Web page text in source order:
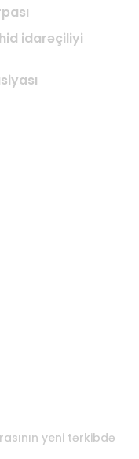
idarəçiliyi
yeni tərkibdə